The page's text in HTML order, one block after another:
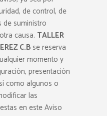
de control, de
suministro
causa. TALLER
C.Bse reserva
momento y
presentación
como algunos o
las
en este Aviso